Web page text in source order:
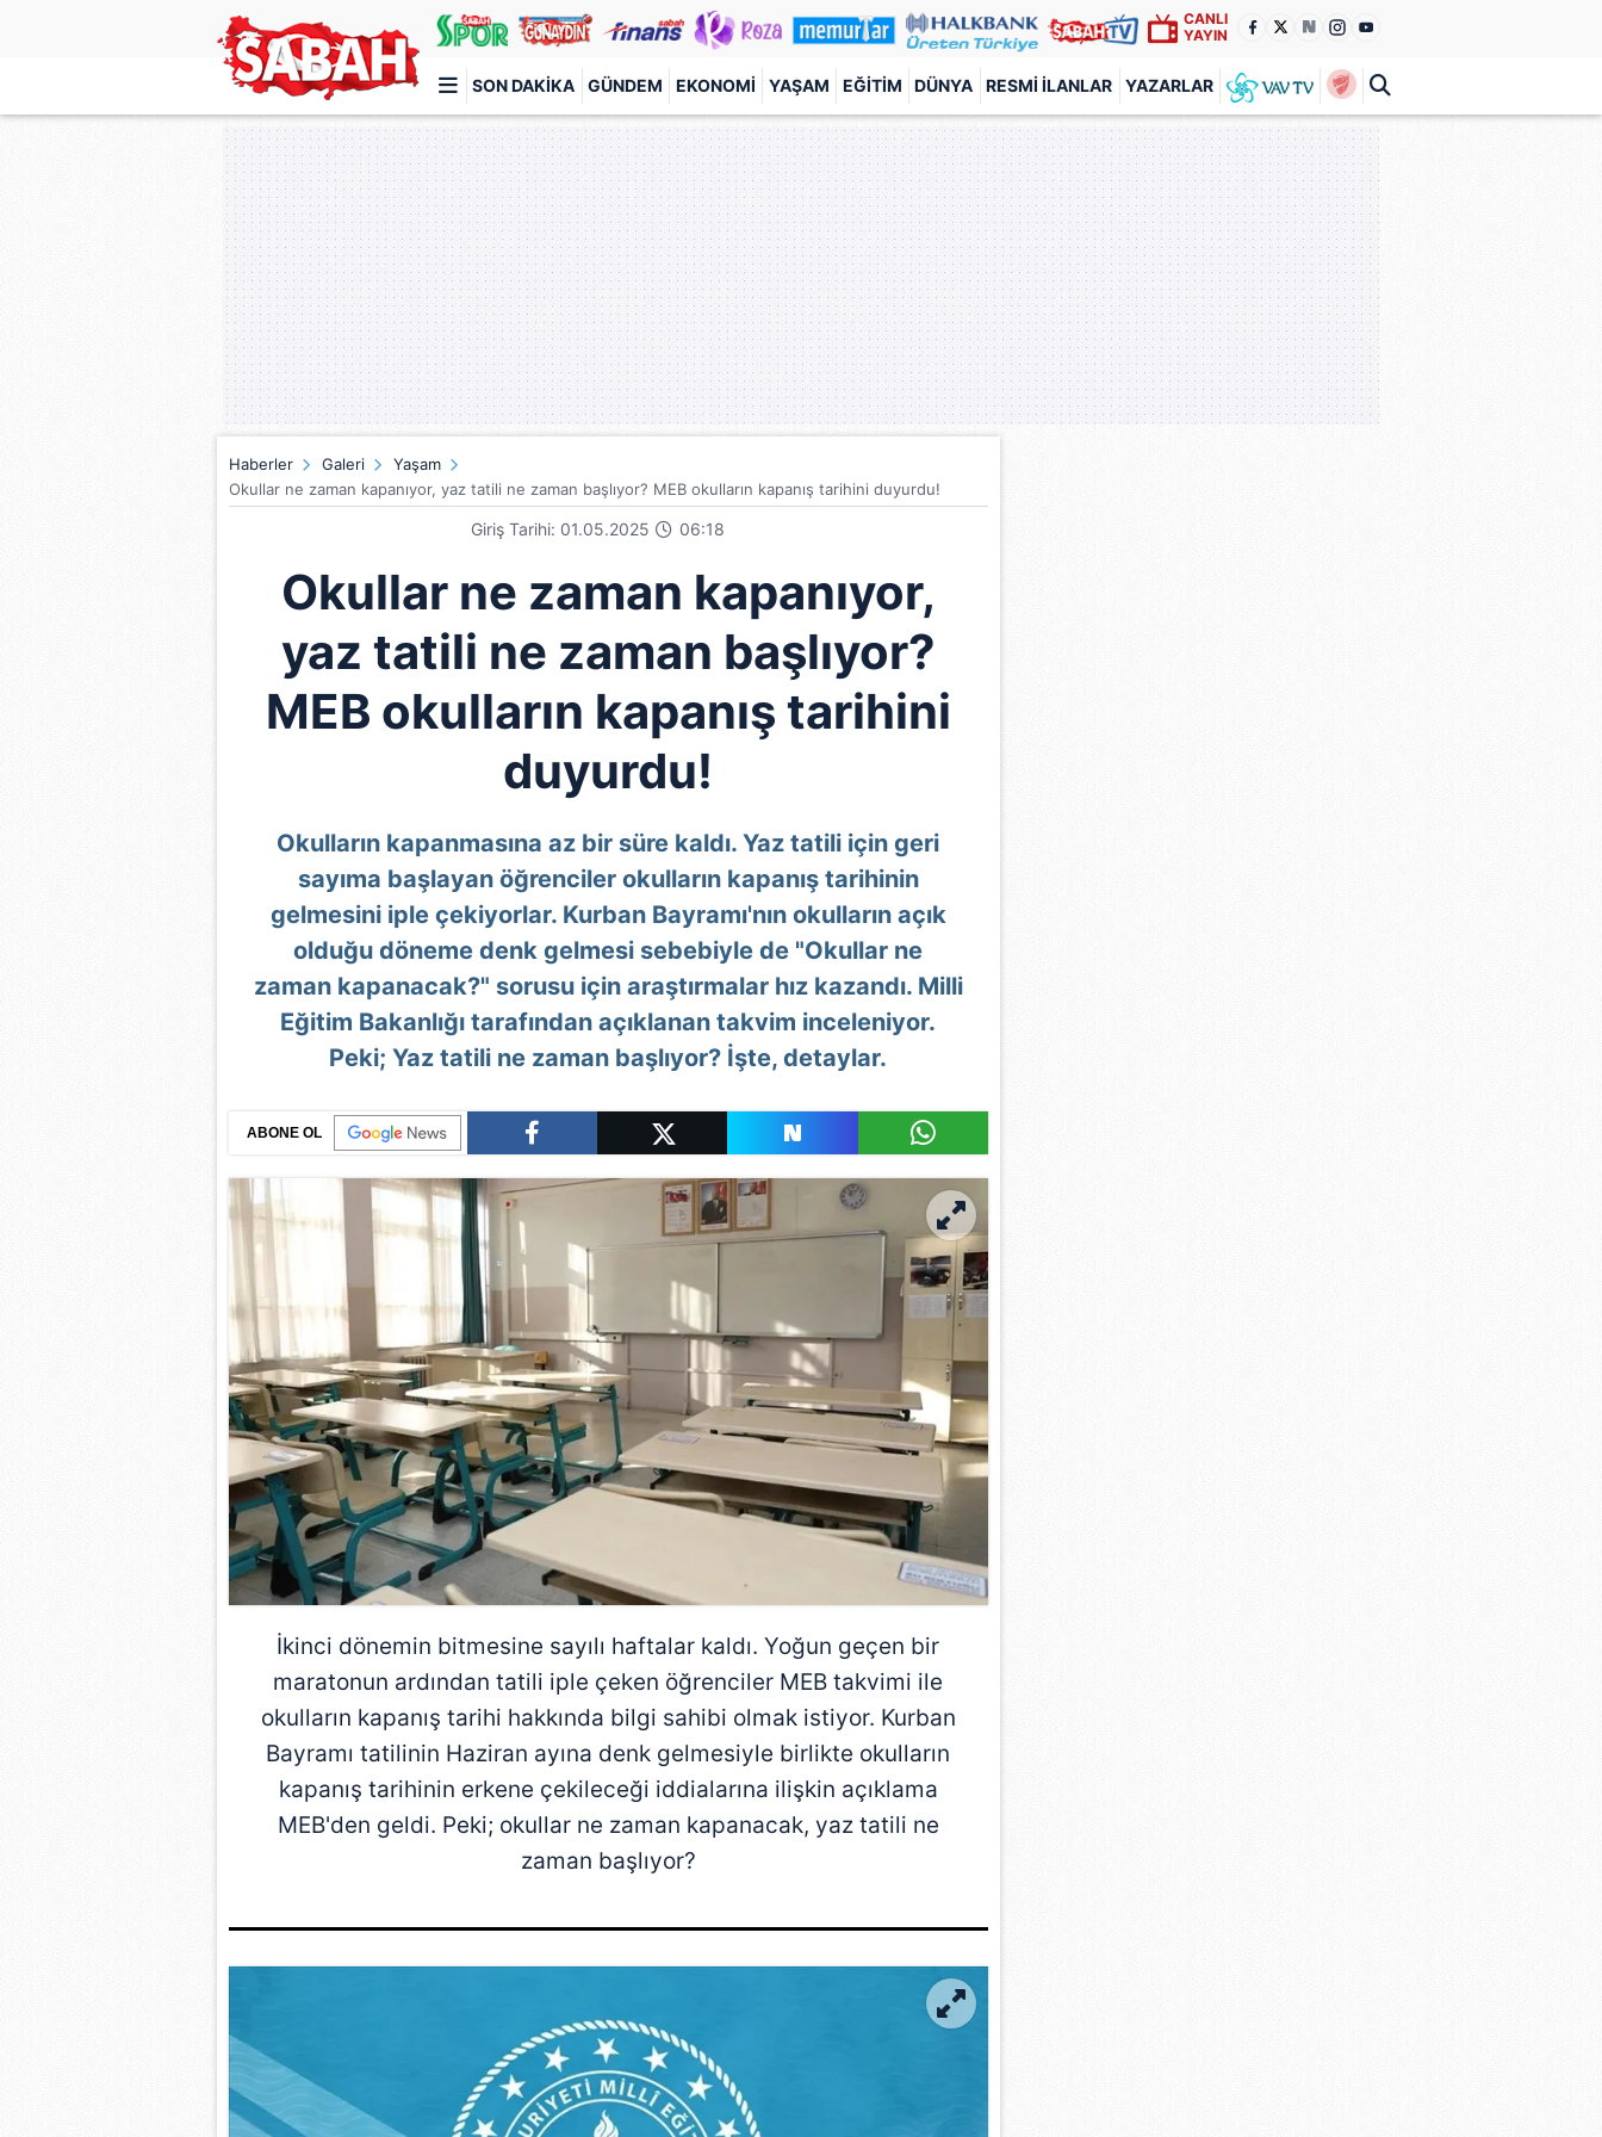
CANLI
YAYIN
SON DAKIKA GÜNDEM EKONOMI YAŞAM EĞITIM DÜNYA RESMI İLANLAR YAZARLAR
Türkiye'nin en iyi haber sitesi
Haberler Galeri
Yaşam
Okullar ne zaman kapanıyor, yaz tatili ne zaman başlıyor? MEB okulların kapanış tarihini duyurdu!
Giriş Tarihi: 01.05.2025 06:18
Okullar ne zaman kapanıyor,
yaz tatili ne zaman başlıyor?
MEB okulların kapanış tarihini
duyurdu!
Okulların kapanmasına az bir süre kaldı. Yaz tatili için geri
sayıma başlayan öğrenciler okulların kapanış tarihinin
gelmesini iple çekiyorlar. Kurban Bayramı'nın okulların açık
olduğu döneme denk gelmesi sebebiyle de "Okullar ne
zaman kapanacak?" sorusu için araştırmalar hız kazandı. Milli
Eğitim Bakanlığı tarafından açıklanan takvim inceleniyor.
Peki; Yaz tatili ne zaman başlıyor? İşte, detaylar.
ABONE OL
İkinci dönemin bitmesine sayılı haftalar kaldı. Yoğun geçen bir
maratonun ardından tatili iple çeken öğrenciler MEB takvimi ile
okulların kapanış tarihi hakkında bilgi sahibi olmak istiyor. Kurban
Bayramı tatilinin Haziran ayına denk gelmesiyle birlikte okulların
kapanış tarihinin erkene çekileceği iddialarına ilişkin açıklama
MEB'den geldi. Peki; okullar ne zaman kapanacak, yaz tatili ne
zaman başlıyor?